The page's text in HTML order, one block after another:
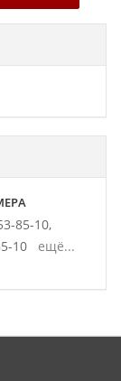
85-10,
10 ещё...